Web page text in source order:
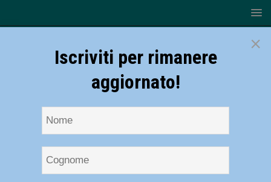
×
Iscriviti per rimanere
aggiornato!